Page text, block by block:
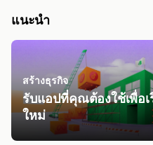
แนะนำ
สร้างธุรกิจ
รับแอปที่คุณต้องใช้เพื่อ
ใหม่